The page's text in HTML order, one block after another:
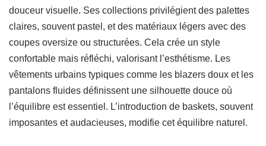
douceur visuelle. Ses collections privilégient des palettes
claires, souvent pastel, et des matériaux légers avec des
coupes oversize ou structurées. Cela crée un style
confortable mais réfléchi, valorisant l’esthétisme. Les
vêtements urbains typiques comme les blazers doux et les
pantalons fluides définissent une silhouette douce où
l’équilibre est essentiel. L’introduction de baskets, souvent
imposantes et audacieuses, modifie cet équilibre naturel.